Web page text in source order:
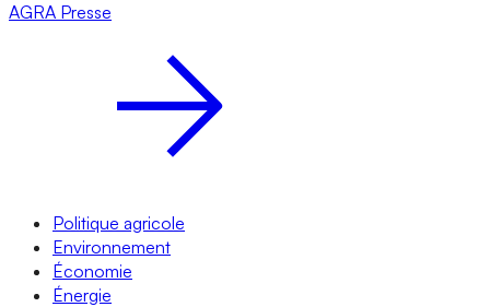
AGRA Presse
Politique agricole
Environnement
Économie
Énergie